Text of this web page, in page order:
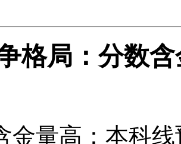
格局：分数
金量高：本科